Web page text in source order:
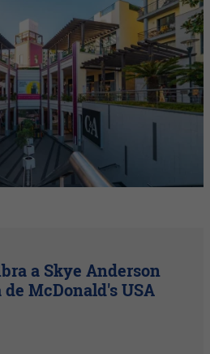
a Skye Anderson
McDonald's USA